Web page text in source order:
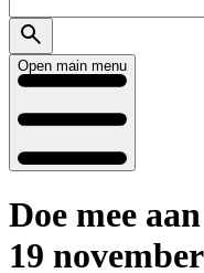
Open main menu
Doe mee
19